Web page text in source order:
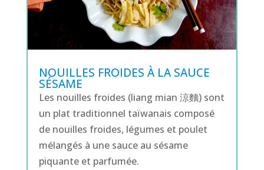
NOUILLES FROIDES À LA SAUCE
SÉSAME
Les nouilles froides (liang mian 涼麵) sont
un plat traditionnel taïwanais composé
de nouilles froides, légumes et poulet
mélangés à une sauce au sésame
piquante et parfumée.